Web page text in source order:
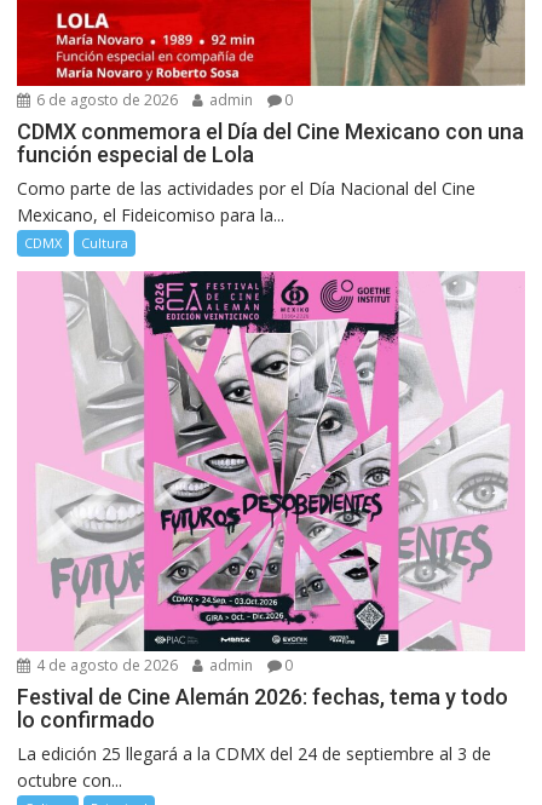
6 de agosto de 2026 admin 0
CDMX conmemora el Día del Cine Mexicano con una
función especial de Lola
Como parte de las actividades por el Día Nacional del Cine
Mexicano, el Fideicomiso para la...
CDMX Cultura
4 de agosto de 2026 admin 0
Festival de Cine Alemán 2026: fechas, tema y todo
lo confirmado
La edición 25 llegará a la CDMX del 24 de septiembre al 3 de
octubre con...